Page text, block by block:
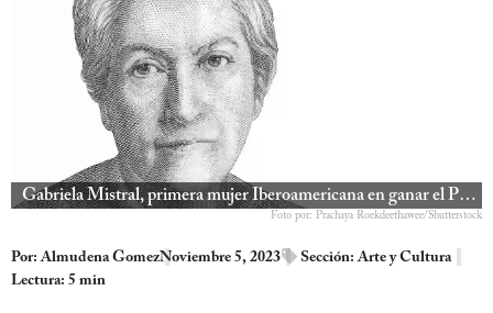
Gabriela Mistral, primera mujer Iberoamericana en ganar el Premio Nobel de Literatura
Foto por: Prachaya Roekdeethawee/Shutterstock
Por:Almudena GomezNoviembre 5, 2023 Sección:Arte y Cultura
Lectura: 5 min